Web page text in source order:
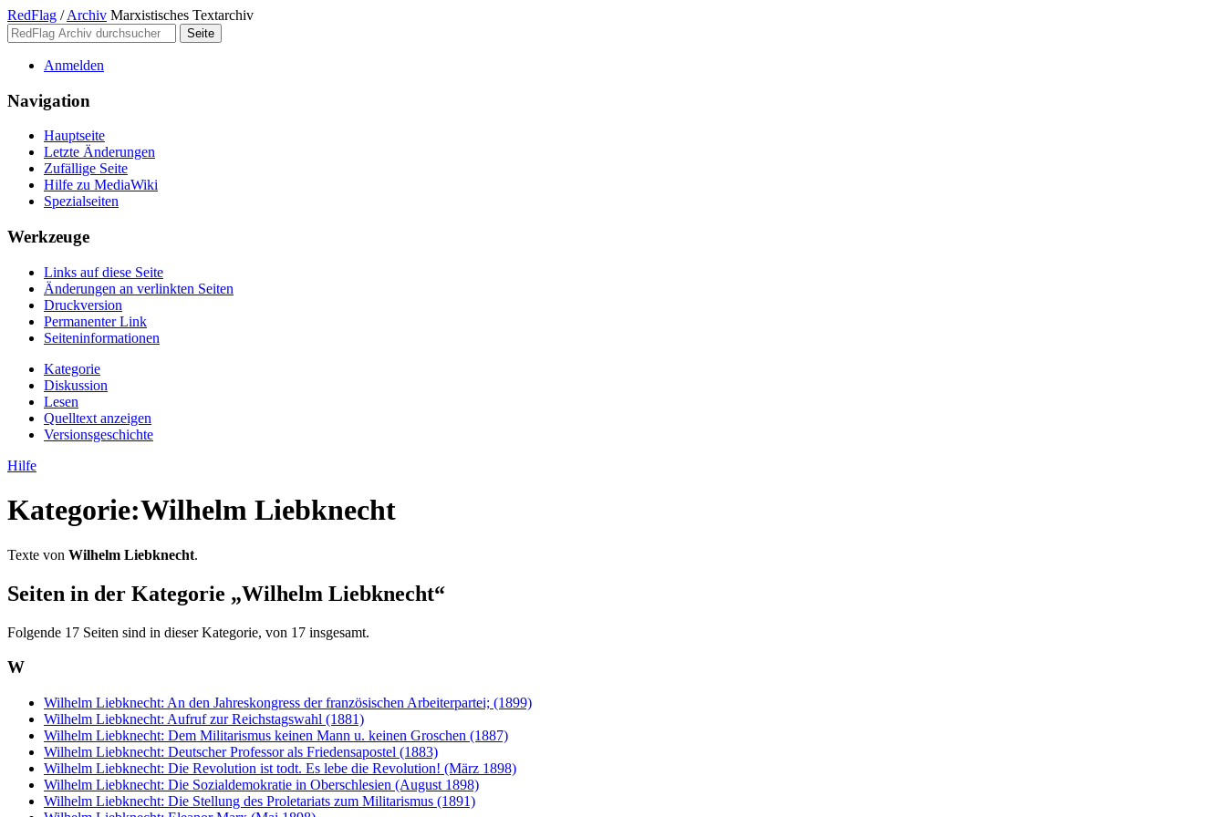
RedFlag / Archiv Marxistisches Textarchiv
Anmelden
Navigation
Hauptseite
Letzte Änderungen
Zufällige Seite
Hilfe zu MediaWiki
Spezialseiten
Werkzeuge
Links auf diese Seite
Änderungen an verlinkten Seiten
Druckversion
Permanenter Link
Seiten­­informationen
Kategorie
Diskussion
Lesen
Quelltext anzeigen
Versionsgeschichte
Hilfe
Kategorie:Wilhelm Liebknecht
Texte von Wilhelm Liebknecht.
Seiten in der Kategorie „Wilhelm Liebknecht“
Folgende 17 Seiten sind in dieser Kategorie, von 17 insgesamt.
W
Wilhelm Liebknecht: An den Jahreskongress der französischen Arbeiterpartei; (1899)
Wilhelm Liebknecht: Aufruf zur Reichstagswahl (1881)
Wilhelm Liebknecht: Dem Militarismus keinen Mann u. keinen Groschen (1887)
Wilhelm Liebknecht: Deutscher Professor als Friedensapostel (1883)
Wilhelm Liebknecht: Die Revolution ist todt. Es lebe die Revolution! (März 1898)
Wilhelm Liebknecht: Die Sozialdemokratie in Oberschlesien (August 1898)
Wilhelm Liebknecht: Die Stellung des Proletariats zum Militarismus (1891)